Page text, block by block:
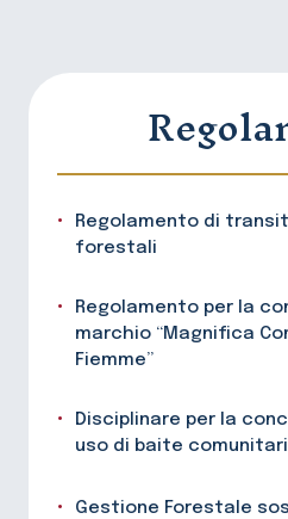
Regolamento di
forestali
Regolamento per la
marchio “Magnifica
Fiemme”
Disciplinare per la
uso di baite
Gestione Forestale